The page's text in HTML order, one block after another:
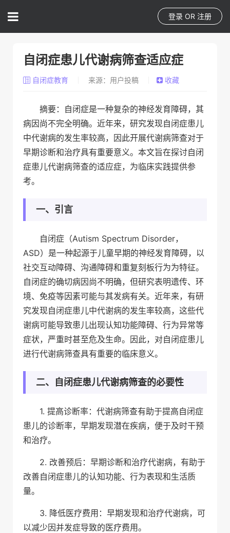
登录 OR 注册
自闭症患儿代谢病筛查适应症
自闭症教育 来源：用户投稿 收藏
摘要：自闭症是一种复杂的神经发育障碍，其
病因尚不完全明确。近年来，研究发现自闭症患儿
中代谢病的发生率较高，因此开展代谢病筛查对于
早期诊断和治疗具有重要意义。本文旨在探讨自闭
症患儿代谢病筛查的适应症，为临床实践提供参
考。
一、引言
自闭症（Autism Spectrum Disorder，
ASD）是一种起源于儿童早期的神经发育障碍，以
社交互动障碍、沟通障碍和重复刻板行为为特征。
自闭症的确切病因尚不明确，但研究表明遗传、环
境、免疫等因素可能与其发病有关。近年来，有研
究发现自闭症患儿中代谢病的发生率较高，这些代
谢病可能导致患儿出现认知功能障碍、行为异常等
症状，严重时甚至危及生命。因此，对自闭症患儿
进行代谢病筛查具有重要的临床意义。
二、自闭症患儿代谢病筛查的必要性
1. 提高诊断率：代谢病筛查有助于提高自闭症
患儿的诊断率，早期发现潜在疾病，便于及时干预
和治疗。
2. 改善预后：早期诊断和治疗代谢病，有助于
改善自闭症患儿的认知功能、行为表现和生活质
量。
3. 降低医疗费用：早期发现和治疗代谢病，可
以减少因并发症导致的医疗费用。